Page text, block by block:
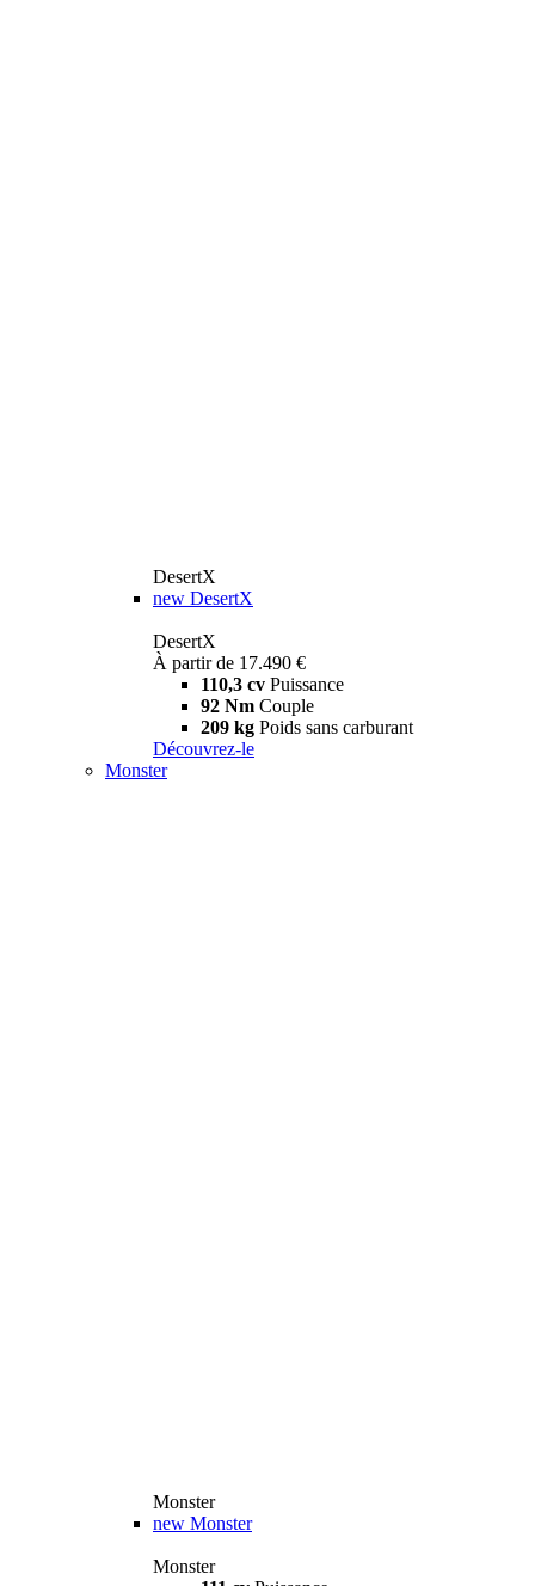
DesertX
new DesertX
DesertX
À partir de 17.490 €
110,3 cv Puissance
92 Nm Couple
209 kg Poids sans carburant
Découvrez-le
Monster
Monster
new Monster
Monster